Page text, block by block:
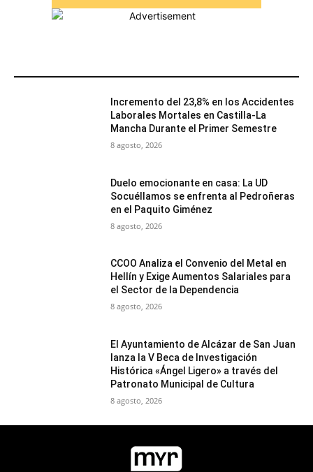
Incremento del 23,8% en los Accidentes
Laborales Mortales en Castilla-La
Mancha Durante el Primer Semestre
8 agosto, 2026
Duelo emocionante en casa: La UD
Socuéllamos se enfrenta al Pedroñeras
en el Paquito Giménez
8 agosto, 2026
CCOO Analiza el Convenio del Metal en
Hellín y Exige Aumentos Salariales para
el Sector de la Dependencia
8 agosto, 2026
El Ayuntamiento de Alcázar de San Juan
lanza la V Beca de Investigación
Histórica «Ángel Ligero» a través del
Patronato Municipal de Cultura
8 agosto, 2026